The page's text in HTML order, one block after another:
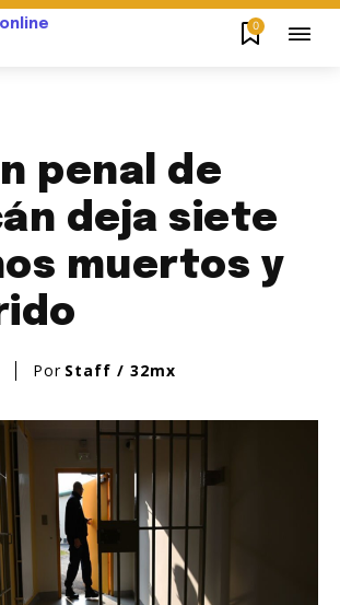
online 0
penal de
deja siete
muertos y
Por Staff / 32mx